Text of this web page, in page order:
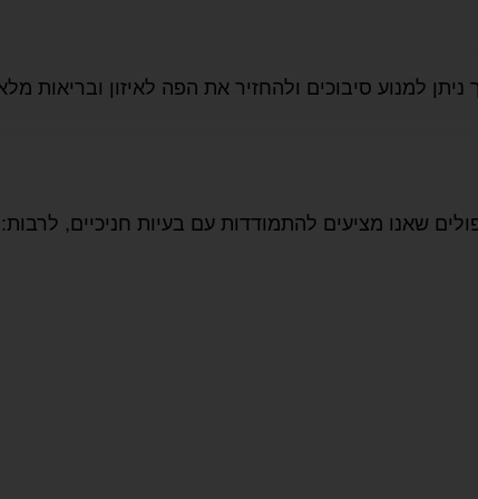
למנוע סיבוכים ולהחזיר את הפה לאיזון ובריאות
שאנו מציעים להתמודדות עם בעיות חניכיים, לרבות: